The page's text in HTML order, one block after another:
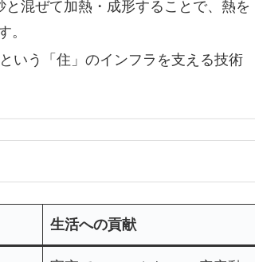
混ぜて加熱・成形することで、熱を
。
いう「住」のインフラを支える技術
生活への貢献